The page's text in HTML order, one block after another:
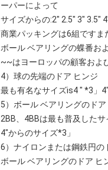
ーパーによって
サイズからの:2" 2.5" 3" 3.5"
商業パッキングは6組です
ボール ベアリングの蝶番お
~~はヨーロッパの顧客およ
4）球の先端のドア ヒンジ
最も有名なサイズis4 " *3」
5）ボール ベアリングのドア
2BB、4BBは最も普及した
4"からのサイズ*3」
6）ナイロンまたは鋼鉄円の
ボール ベアリングのドア ヒ